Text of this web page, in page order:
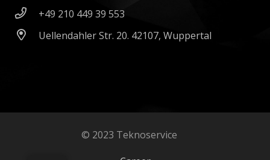
+49 210 449 39 553
Uellendahler Str. 20. 42107, Wuppertal
© 2023 Teknoservice